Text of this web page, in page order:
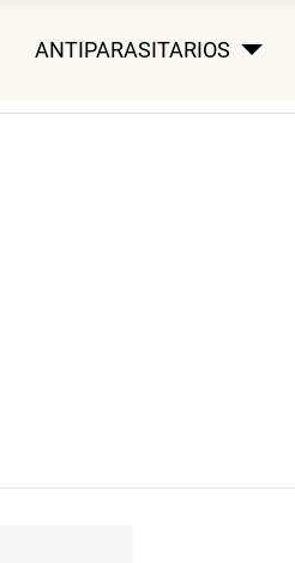
ANTIPARASITARIOS